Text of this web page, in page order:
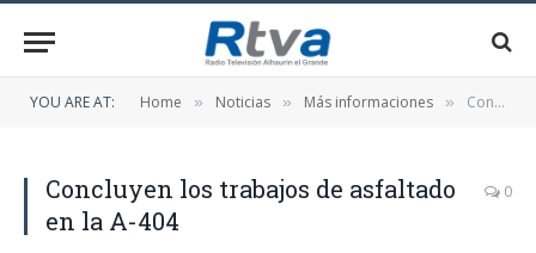
YOU ARE AT: Home » Noticias » Más informaciones » Concluyen los trabajos de asfaltado en la A-404
Concluyen los trabajos de asfaltado
en la A-404
0